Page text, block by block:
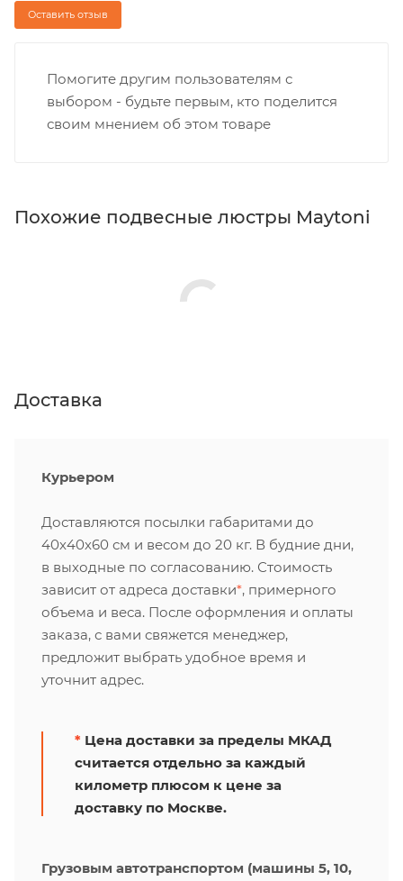
Оставить отзыв
Помогите другим пользователям с
выбором - будьте первым, кто поделится
своим мнением об этом товаре
Похожие подвесные люстры Maytoni
Доставка
Курьером
Доставляются посылки габаритами до
40х40х60 см и весом до 20 кг. В будние дни,
в выходные по согласованию. Стоимость
зависит от адреса доставки*, примерного
объема и веса. После оформления и оплаты
заказа, с вами свяжется менеджер,
предложит выбрать удобное время и
уточнит адрес.
* Цена доставки за пределы МКАД
считается отдельно за каждый
километр плюсом к цене за
доставку по Москве.
Грузовым автотранспортом (машины 5, 10,